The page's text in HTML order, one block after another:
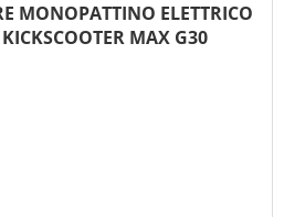
MONOPATTINO ELETTRICO
MAX G30